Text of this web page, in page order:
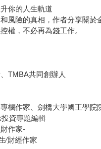
你的人生軌道
風險的真相，作者分享關
權，不必再為錢工作。
TMBA共同創辦人
欄作家、劍橋大學國王學院
資專題編輯
作家-
∕財經作家